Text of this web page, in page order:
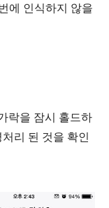
에 인식하지 않을
락을 잠시 홀드하
리 된 것을 확인